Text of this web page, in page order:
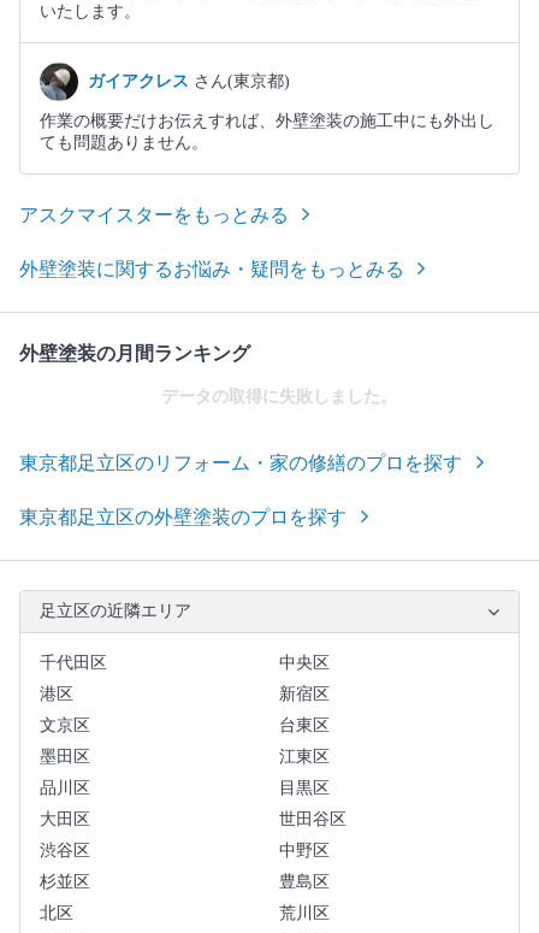
いたします。
ガイアクレス さん(東京都)
作業の概要だけお伝えすれば、外壁塗装の施工中にも外出し
ても問題ありません。
アスクマイスターをもっとみる
外壁塗装に関するお悩み・疑問をもっとみる
外壁塗装の月間ランキング
データの取得に失敗しました。
東京都足立区のリフォーム・家の修繕のプロを探す
東京都足立区の外壁塗装のプロを探す
足立区の近隣エリア
千代田区
中央区
港区
新宿区
文京区
台東区
墨田区
江東区
品川区
目黒区
大田区
世田谷区
渋谷区
中野区
杉並区
豊島区
北区
荒川区